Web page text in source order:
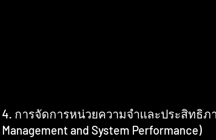
4. การจัดการหน่วยความจำและประสิทธิภ
Management and System Performance)